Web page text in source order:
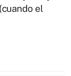
el